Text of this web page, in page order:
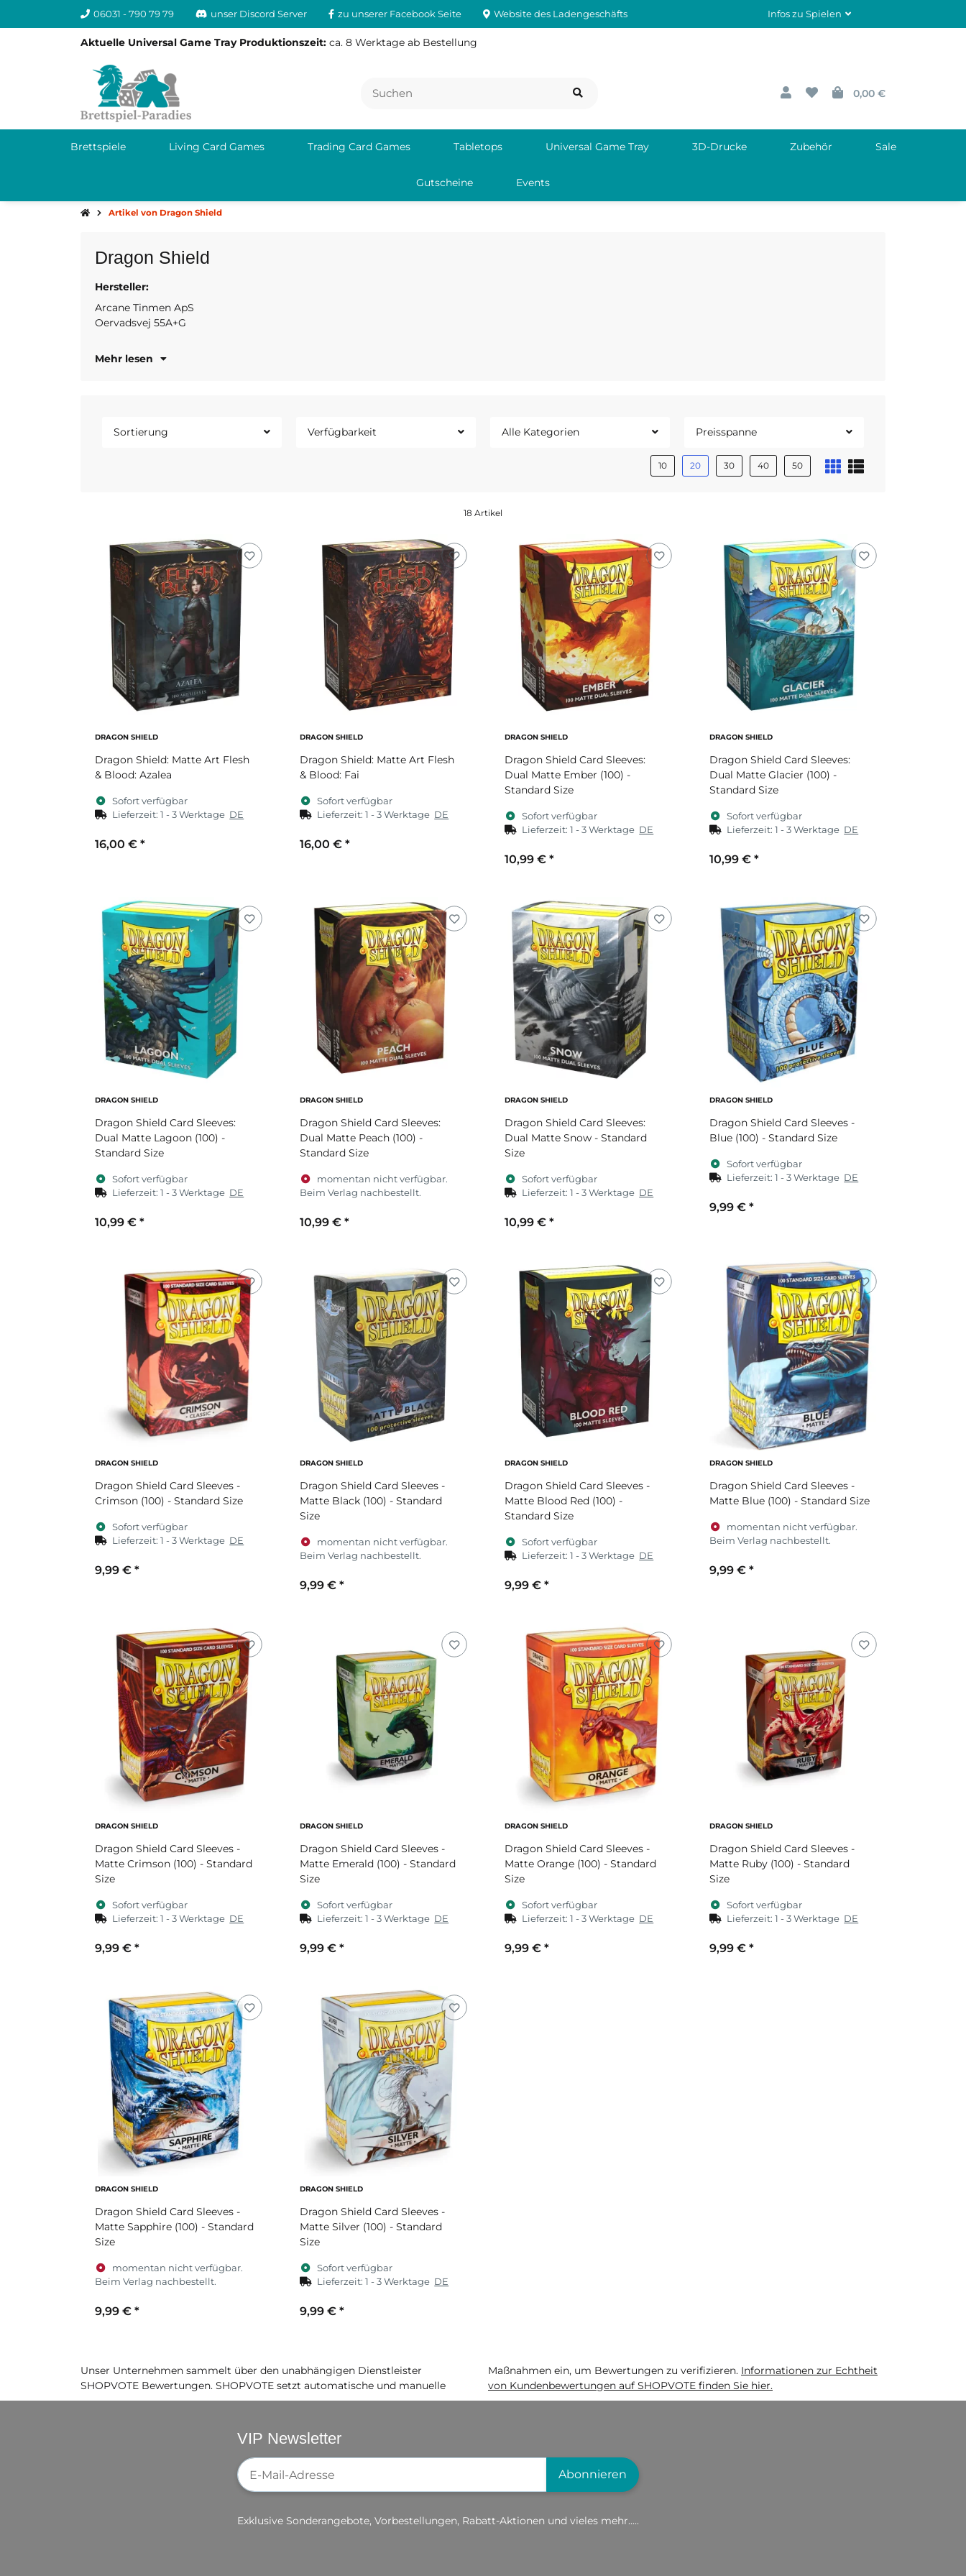
06031 - 790 79 79 unser Discord Server zu unserer Facebook Seite Website des Ladengeschäfts Infos zu Spielen
Aktuelle Universal Game Tray Produktionszeit: ca. 8 Werktage ab Bestellung
0,00 €
Brettspiele Living Card Games Trading Card Games Tabletops Universal Game Tray 3D-Drucke Zubehör Sale
Gutscheine Events
Artikel von Dragon Shield
Dragon Shield
Hersteller:
Arcane Tinmen ApS
Oervadsvej 55A+G
Mehr lesen
Sortierung Verfügbarkeit Alle Kategorien Preisspanne
10 20 30 40 50
18 Artikel
DRAGON SHIELD
Dragon Shield: Matte Art Flesh
& Blood: Azalea
Sofort verfügbar
Lieferzeit:1 - 3 Werktage DE
16,00 € *
DRAGON SHIELD
Dragon Shield: Matte Art Flesh
& Blood: Fai
Sofort verfügbar
Lieferzeit:1 - 3 Werktage DE
16,00 € *
DRAGON SHIELD
Dragon Shield Card Sleeves:
Dual Matte Ember (100) -
Standard Size
Sofort verfügbar
Lieferzeit:1 - 3 Werktage DE
10,99 € *
DRAGON SHIELD
Dragon Shield Card Sleeves:
Dual Matte Glacier (100) -
Standard Size
Sofort verfügbar
Lieferzeit:1 - 3 Werktage DE
10,99 € *
DRAGON SHIELD
Dragon Shield Card Sleeves:
Dual Matte Lagoon (100) -
Standard Size
Sofort verfügbar
Lieferzeit:1 - 3 Werktage DE
10,99 € *
DRAGON SHIELD
Dragon Shield Card Sleeves:
Dual Matte Peach (100) -
Standard Size
momentan nicht verfügbar.
Beim Verlag nachbestellt.
10,99 € *
DRAGON SHIELD
Dragon Shield Card Sleeves:
Dual Matte Snow - Standard
Size
Sofort verfügbar
Lieferzeit:1 - 3 Werktage DE
10,99 € *
DRAGON SHIELD
Dragon Shield Card Sleeves -
Blue (100) - Standard Size
Sofort verfügbar
Lieferzeit:1 - 3 Werktage DE
9,99 € *
DRAGON SHIELD
Dragon Shield Card Sleeves -
Crimson (100) - Standard Size
Sofort verfügbar
Lieferzeit:1 - 3 Werktage DE
9,99 € *
DRAGON SHIELD
Dragon Shield Card Sleeves -
Matte Black (100) - Standard
Size
momentan nicht verfügbar.
Beim Verlag nachbestellt.
9,99 € *
DRAGON SHIELD
Dragon Shield Card Sleeves -
Matte Blood Red (100) -
Standard Size
Sofort verfügbar
Lieferzeit:1 - 3 Werktage DE
9,99 € *
DRAGON SHIELD
Dragon Shield Card Sleeves -
Matte Blue (100) - Standard Size
momentan nicht verfügbar.
Beim Verlag nachbestellt.
9,99 € *
DRAGON SHIELD
Dragon Shield Card Sleeves -
Matte Crimson (100) - Standard
Size
Sofort verfügbar
Lieferzeit:1 - 3 Werktage DE
9,99 € *
DRAGON SHIELD
Dragon Shield Card Sleeves -
Matte Emerald (100) - Standard
Size
Sofort verfügbar
Lieferzeit:1 - 3 Werktage DE
9,99 € *
DRAGON SHIELD
Dragon Shield Card Sleeves -
Matte Orange (100) - Standard
Size
Sofort verfügbar
Lieferzeit:1 - 3 Werktage DE
9,99 € *
DRAGON SHIELD
Dragon Shield Card Sleeves -
Matte Ruby (100) - Standard
Size
Sofort verfügbar
Lieferzeit:1 - 3 Werktage DE
9,99 € *
DRAGON SHIELD
Dragon Shield Card Sleeves -
Matte Sapphire (100) - Standard
Size
momentan nicht verfügbar.
Beim Verlag nachbestellt.
9,99 € *
DRAGON SHIELD
Dragon Shield Card Sleeves -
Matte Silver (100) - Standard
Size
Sofort verfügbar
Lieferzeit:1 - 3 Werktage DE
9,99 € *
Unser Unternehmen sammelt über den unabhängigen Dienstleister
SHOPVOTE Bewertungen. SHOPVOTE setzt automatische und manuelle
Maßnahmen ein, um Bewertungen zu verifizieren. Informationen zur Echtheit
von Kundenbewertungen auf SHOPVOTE finden Sie hier.
VIP Newsletter
Newsletter-Registrierung
Abonnieren
Exklusive Sonderangebote, Vorbestellungen, Rabatt-Aktionen und vieles mehr.....